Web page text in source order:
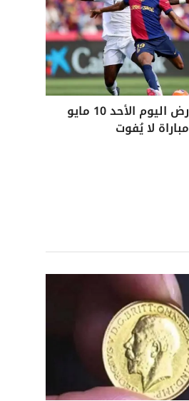
كلاسيكو الأرض اليوم الأحد 10 مايو